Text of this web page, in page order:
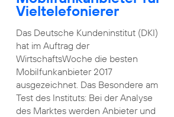
Vieltelefonierer
Das Deutsche Kundeninstitut (DKI)
hat im Auftrag der
WirtschaftsWoche die besten
Mobilfunkanbieter 2017
ausgezeichnet. Das Besondere am
Test des Instituts: Bei der Analyse
des Marktes werden Anbieter und